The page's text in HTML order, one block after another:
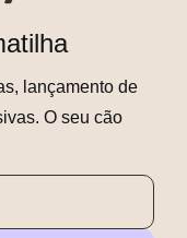
lançamento de
O seu cão